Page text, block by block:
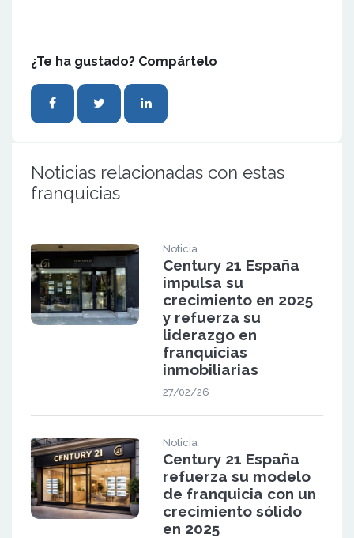
¿Te ha gustado? Compártelo
Noticias relacionadas con estas
franquicias
Noticia
Century 21 España
impulsa su
crecimiento en 2025
y refuerza su
liderazgo en
franquicias
inmobiliarias
27/02/26
Noticia
Century 21 España
refuerza su modelo
de franquicia con un
crecimiento sólido
en 2025